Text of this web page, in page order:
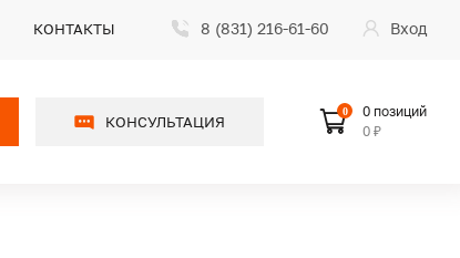
КОНТАКТЫ 8 (831) 216-61-60 Вход
КОНСУЛЬТАЦИЯ
0
0 позиций
0 ₽